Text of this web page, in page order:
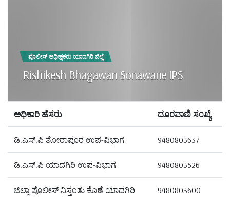
ಪೊಲೀಸ್ ಅಧೀಕ್ಷಕರು ಯಾದಗಿರಿ ಜಿಲ್ಲೆ
Rishikesh Bhagawan Sonawane IPS
ಅಧಿಕಾರಿ ಹೆಸರು ದೂರವಾಣಿ ಸಂಖ್ಯೆ
ಡಿ.ಎಸ್.ಪಿ ಶೋರಾಪೂರ ಉಪ-ವಿಭಾಗ 9480803637
ಡಿ.ಎಸ್.ಪಿ ಯಾದಗಿರಿ ಉಪ-ವಿಭಾಗ 9480803526
ಜಿಲ್ಲಾ ಪೊಲೀಸ್ ನಿಸ್ತಂತು ಕೊಣೆ ಯಾದಗಿರಿ 9480803600